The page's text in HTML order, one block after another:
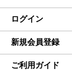
ログイン
新規会員登録
ご利用ガイド